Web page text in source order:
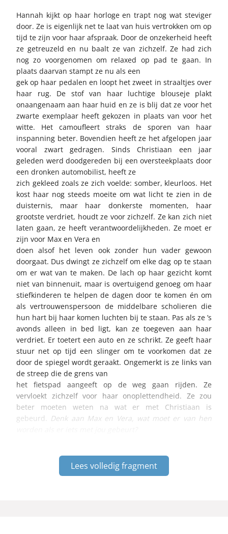
Hannah kijkt op haar horloge en trapt nog wat steviger
door. Ze is eigenlijk net te laat van huis vertrokken om op
tijd te zijn voor haar afspraak. Door de onzekerheid heeft
ze getreuzeld en nu baalt ze van zichzelf. Ze had zich
nog zo voorgenomen om relaxed op pad te gaan. In
plaats daarvan stampt ze nu als een
gek op haar pedalen en loopt het zweet in straaltjes over
haar rug. De stof van haar luchtige blouseje plakt
onaangenaam aan haar huid en ze is blij dat ze voor het
zwarte exemplaar heeft gekozen in plaats van voor het
witte. Het camoufleert straks de sporen van haar
inspanning beter. Bovendien heeft ze het afgelopen jaar
vooral zwart gedragen. Sinds Christiaan een jaar
geleden werd doodgereden bij een oversteekplaats door
een dronken automobilist, heeft ze
zich gekleed zoals ze zich voelde: somber, kleurloos. Het
kost haar nog steeds moeite om wat licht te zien in de
duisternis, maar haar donkerste momenten, haar
grootste verdriet, houdt ze voor zichzelf. Ze kan zich niet
laten gaan, ze heeft verantwoordelijkheden. Ze moet er
zijn voor Max en Vera en
doen alsof het leven ook zonder hun vader gewoon
doorgaat. Dus dwingt ze zichzelf om elke dag op te staan
om er wat van te maken. De lach op haar gezicht komt
niet van binnenuit, maar is overtuigend genoeg om haar
stiefkinderen te helpen de dagen door te komen én om
als vertrouwenspersoon de middelbare scholieren die
hun hart bij haar komen luchten bij te staan. Pas als ze ’s
avonds alleen in bed ligt, kan ze toegeven aan haar
verdriet. Er toetert een auto en ze schrikt. Ze geeft haar
stuur net op tijd een slinger om te voorkomen dat ze
door de spiegel wordt geraakt. Ongemerkt is ze links van
de streep die de grens van
het fietspad aangeeft op de weg gaan rijden. Ze
vervloekt zichzelf voor haar onoplettendheid. Ze zou
beter moeten weten na wat er met Christiaan is
gebeurd. Denk aan Max en Vera, wat moet er van hen
Lees volledig fragment